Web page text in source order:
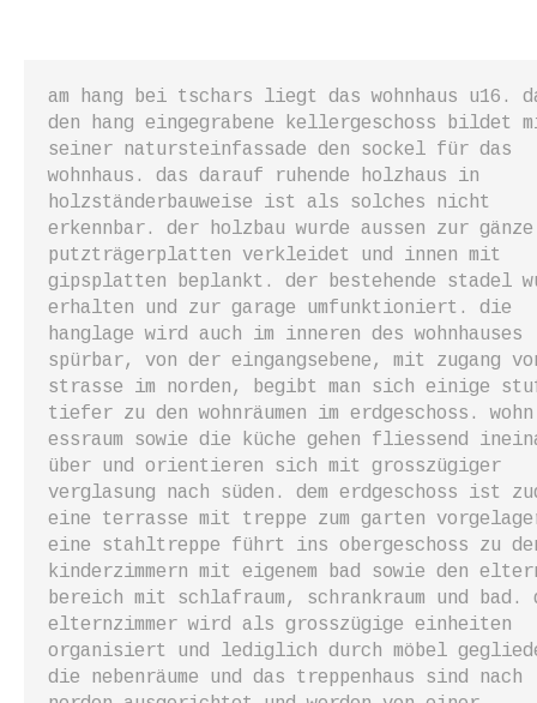
am hang bei tschars liegt das wohnhaus u16.
den hang eingegrabene kellergeschoss bildet
seiner natursteinfassade den sockel für das
wohnhaus. das darauf ruhende holzhaus in
holzständerbauweise ist als solches nicht
erkennbar. der holzbau wurde aussen zur
putzträgerplatten verkleidet und innen mit
gipsplatten beplankt. der bestehende stadel
erhalten und zur garage umfunktioniert. die
hanglage wird auch im inneren des wohnhauses
spürbar, von der eingangsebene, mit zugang
strasse im norden, begibt man sich einige
tiefer zu den wohnräumen im erdgeschoss.
essraum sowie die küche gehen fliessend
über und orientieren sich mit grosszügiger
verglasung nach süden. dem erdgeschoss ist
eine terrasse mit treppe zum garten
eine stahltreppe führt ins obergeschoss zu
kinderzimmern mit eigenem bad sowie den
bereich mit schlafraum, schrankraum und bad.
elternzimmer wird als grosszügige einheiten
organisiert und lediglich durch möbel
die nebenräume und das treppenhaus sind nach